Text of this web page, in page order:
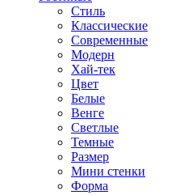
Стиль
Классические
Современные
Модерн
Хай-тек
Цвет
Белые
Венге
Светлые
Темные
Размер
Мини стенки
Форма